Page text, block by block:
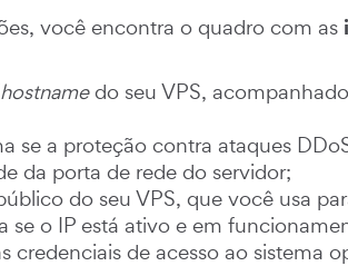
você encontra o quadro com as
hostnamedo seu VPS,
se a proteção contra ataques
da porta de rede do servidor;
do seu VPS, que você usa
se o IP está ativo e em
credenciais de acesso ao sistema